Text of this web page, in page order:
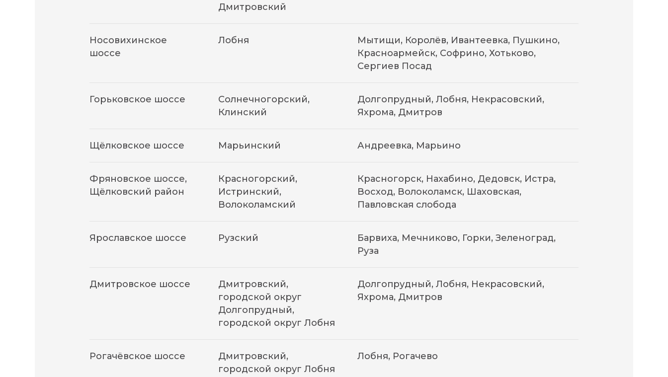
Дмитровский
Носовихинское
шоссе
Лобня
Мытищи, Королёв, Ивантеевка, Пушкино,
Красноармейск, Софрино, Хотьково,
Сергиев Посад
Горьковское шоссе
Солнечногорский,
Клинский
Долгопрудный, Лобня, Некрасовский,
Яхрома, Дмитров
Щёлковское шоссе Марьинский Андреевка, Марьино
Фряновское шоссе,
Щёлковский район
Красногорский,
Истринский,
Волоколамский
Красногорск, Нахабино, Дедовск, Истра,
Восход, Волоколамск, Шаховская,
Павловская слобода
Ярославское шоссе Рузский
Барвиха, Мечниково, Горки, Зеленоград,
Руза
Дмитровское шоссе
Дмитровский,
городской округ
Долгопрудный,
городской округ Лобня
Долгопрудный, Лобня, Некрасовский,
Яхрома, Дмитров
Рогачёвское шоссе
Дмитровский,
городской округ Лобня
Лобня, Рогачево